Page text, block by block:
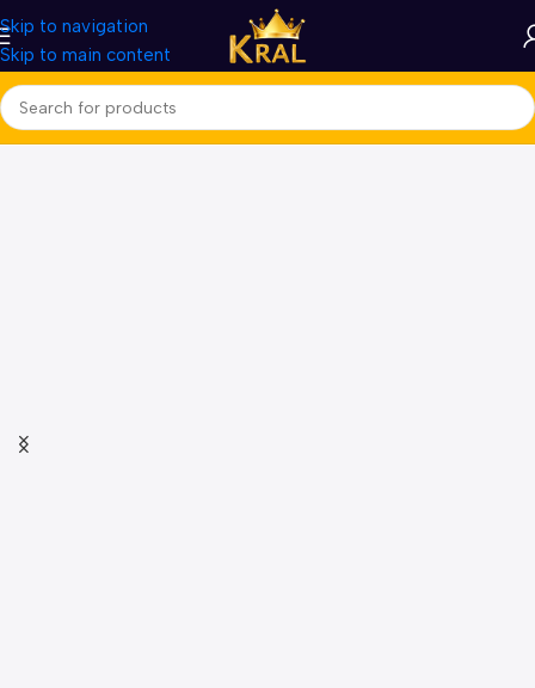
Skip to navigation
Skip to main content